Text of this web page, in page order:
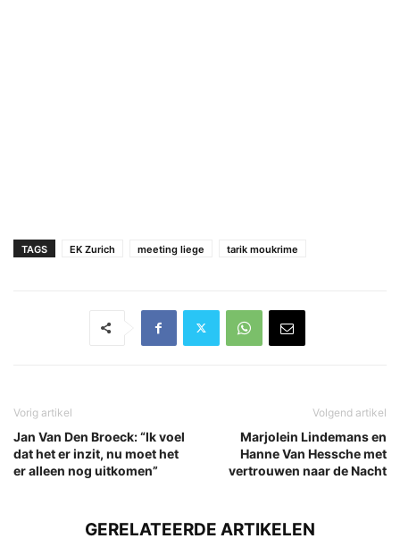
TAGS EK Zurich meeting liege tarik moukrime
Vorig artikel
Jan Van Den Broeck: “Ik voel
dat het er inzit, nu moet het
er alleen nog uitkomen”
Volgend artikel
Marjolein Lindemans en
Hanne Van Hessche met
vertrouwen naar de Nacht
GERELATEERDE ARTIKELEN